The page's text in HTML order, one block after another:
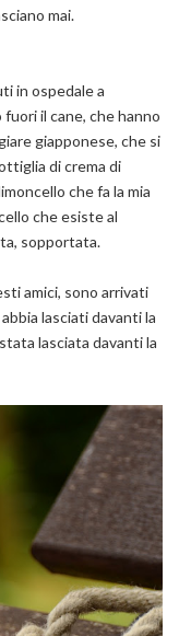
mai.
in ospedale a
il cane, che hanno
giapponese, che si
di crema di
che fa la mia
che esiste al
sopportata.
amici, sono arrivati
lasciati davanti la
lasciata davanti la